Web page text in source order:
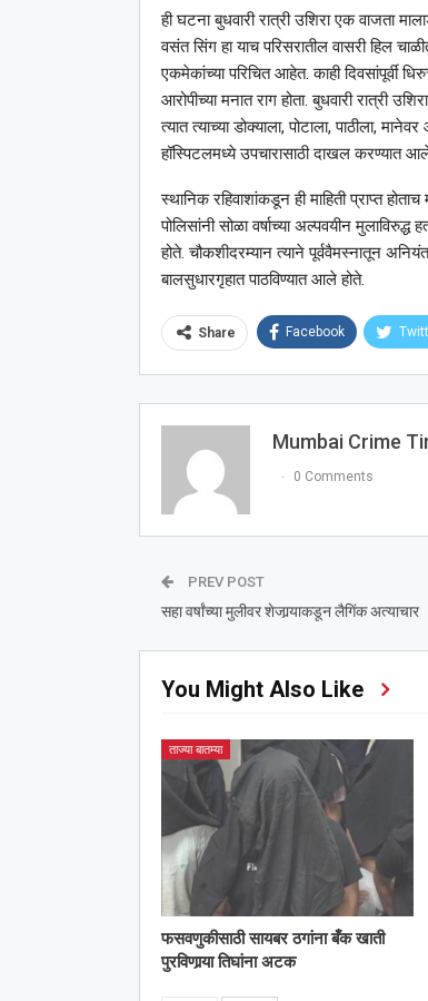
ही घटना बुधवारी रात्री उशिरा एक वाजता
वसंत सिंग हा याच परिसरातील वासरी हिल
एकमेकांच्या परिचित आहेत. काही दिवसांपूर्वी
आरोपीच्या मनात राग होता. बुधवारी रात्री
त्यात त्याच्या डोक्याला, पोटाला, पाठीला,
हॉस्पिटलमध्ये उपचारासाठी दाखल करण्यात
स्थानिक रहिवाशांकडून ही माहिती प्राप्त
पोलिसांनी सोळा वर्षाच्या अल्पवयीन
होते. चौकशीदरम्यान त्याने पूर्ववैमस्नातून
बालसुधारगृहात पाठविण्यात आले होते.
Share Facebook
Mumbai Crime
0 Comments
PREV POST
सहा वर्षांच्या मुलीवर शेजार्‍याकडून लैगिंक अत्याचार
You Might Also Like
ताज्या बातम्या
फसवणुकीसाठी सायबर ठगांना बँक खाती
पुरविणार्‍या तिघांना अटक